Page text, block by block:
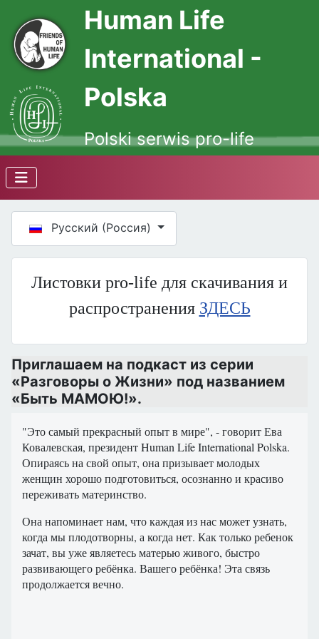
Human Life
International -
Polska
Polski serwis pro-life
Русский (Россия)
Листовки pro-life для скачивания и
распространения ЗДЕСЬ
Приглашаем на подкаст из серии
«Разговоры о Жизни» под названием
«Быть ​​МАМОЮ!».
"Это самый прекрасный опыт в мире", - говорит Ева
Ковалевская, президент Human Life International Polska.
Опираясь на свой опыт, она призывает молодых
женщин хорошо подготовиться, осознанно и красиво
переживать материнство.
Она напоминает нам, что каждая из нас может узнать,
когда мы плодотворны, а когда нет. Как только ребенок
зачат, вы уже являетесь матерью живого, быстро
развивающего ребёнка. Вашего ребёнка! Эта связь
продолжается вечно.